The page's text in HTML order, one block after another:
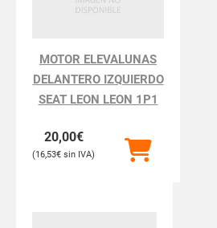
MOTOR ELEVALUNAS
DELANTERO IZQUIERDO
SEAT LEON LEON 1P1
20,00€
16,53€